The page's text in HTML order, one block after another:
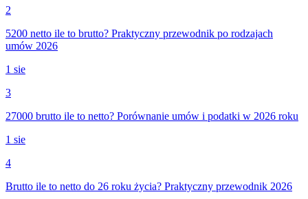
2
5200 netto ile to brutto? Praktyczny przewodnik po rodzajach
umów 2026
1 sie
3
27000 brutto ile to netto? Porównanie umów i podatki w 2026 roku
1 sie
4
Brutto ile to netto do 26 roku życia? Praktyczny przewodnik 2026